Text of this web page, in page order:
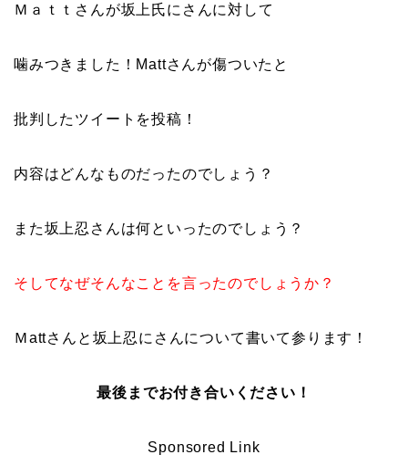
Ｍａｔｔさんが坂上氏にさんに対して
噛みつきました！Mattさんが傷ついたと
批判したツイートを投稿！
内容はどんなものだったのでしょう？
また坂上忍さんは何といったのでしょう？
そしてなぜそんなことを言ったのでしょうか？
Ｍattさんと坂上忍にさんについて書いて参ります！
最後までお付き合いください！
Sponsored Link